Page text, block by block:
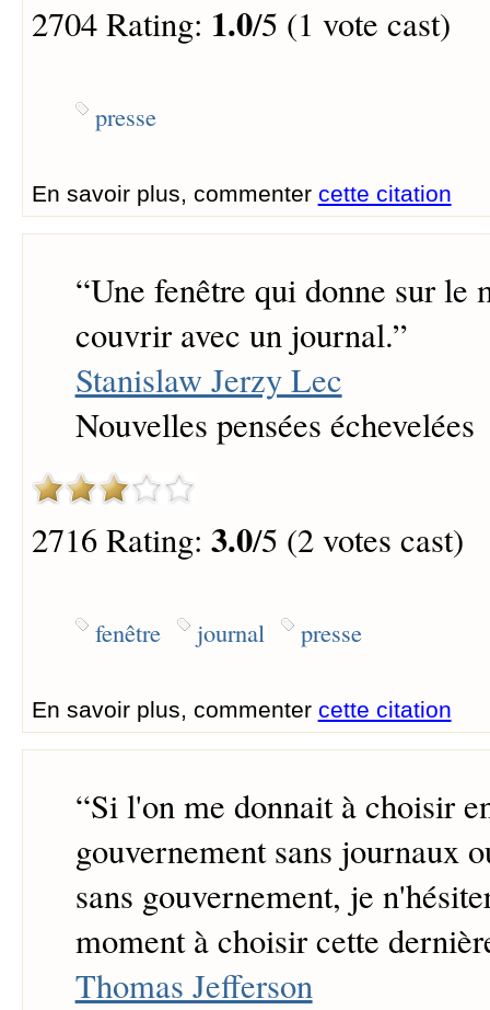
2704 Rating: 1.0/5 (1 vote cast)
presse
En savoir plus, commenter cette citation
“Une fenêtre qui donne sur le
couvrir avec un journal.”
Stanislaw Jerzy Lec
Nouvelles pensées échevelées
2716 Rating: 3.0/5 (2 votes cast)
fenêtre journal presse
En savoir plus, commenter cette citation
“Si l'on me donnait à choisir
gouvernement sans journaux
sans gouvernement, je
moment à choisir cette
Thomas Jefferson